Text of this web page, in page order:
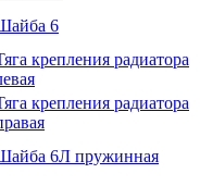
6
крепления радиатора
крепления радиатора
6Л пружинная